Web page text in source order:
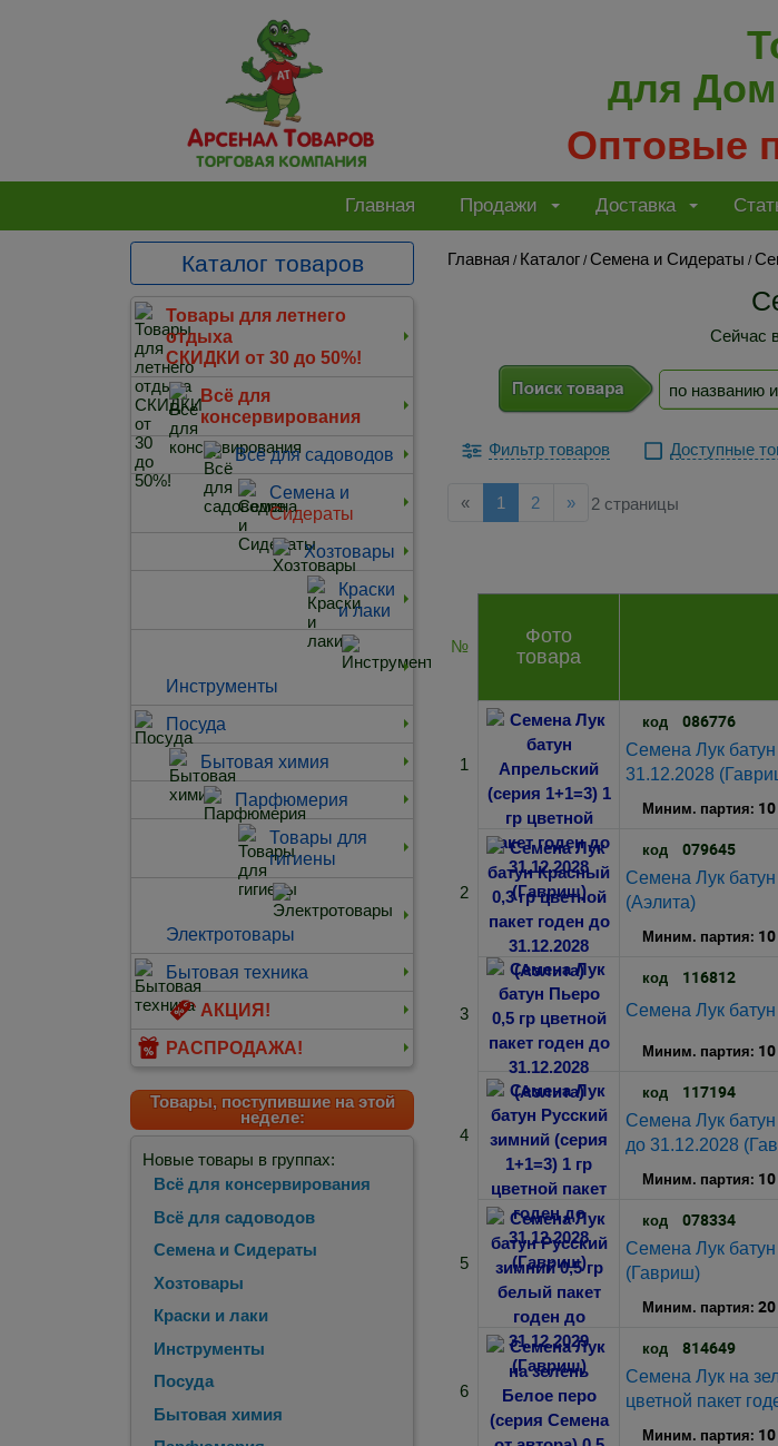
для
Оптовые
Главная Продажи Доставка
Каталог товаров
Товары для летнего
отдыха
СКИДКИ от 30 до 50%!
Всё для
консервирования
Всё для садоводов
Семена и
Сидераты
Хозтовары
Краски
и лаки
Инструменты
Посуда
Бытовая химия
Парфюмерия
Товары для
гигиены
Электротовары
Бытовая техника
АКЦИЯ!
РАСПРОДАЖА!
Товары, поступившие на этой
неделе:
Новые товары в группах:
Всё для консервирования
Всё для садоводов
Семена и Сидераты
Хозтовары
Краски и лаки
Инструменты
Посуда
Бытовая химия
Главная / Каталог /Семена и Сидераты /
Сейчас
Фильтр товаров Доступные
«Назад
1 2 »Далее
2 страницы
№
Фото
товара
1
код 086776
Семена Лук батун
31.12.2028
Миним. партия:
2
код 079645
Семена Лук батун
(Аэлита)
Миним. партия:
3
код 116812
Семена Лук батун
Миним. партия:
4
код 117194
Семена Лук батун
до 31.12.2028
Миним. партия:
5
код 078334
Семена Лук батун
(Гавриш)
Миним. партия:
6
код 814649
Семена Лук на
цветной пакет
Миним. партия: